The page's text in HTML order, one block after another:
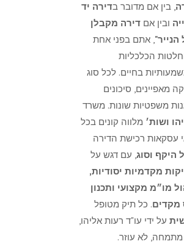
, בין אם מדובר בדירה יד
ובין אם דירה מקבלן
הנייר", אתם בפני אחת
הכלכליות
בחיים. לכל סוג
מאפיינים, סיכונים
משפטיות שונות. משרד
ושות׳ מלווה קונים בכל
עסקאות רכישת הדירה
היקף וסוג, עם דגש על
מקדמיות יסודיות,
מו״מ מקצועי ותכנון
מקדים. כל תיק מטופל
על ידי עו"ד רעות אליהו,
לא עוזר.